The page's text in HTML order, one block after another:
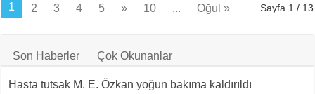
Sayfa 1 / 13
1 2 3 4 5 » 10 ... Oğul »
Son Haberler Çok Okunanlar
Hasta tutsak M. E. Özkan yoğun bakıma kaldırıldı